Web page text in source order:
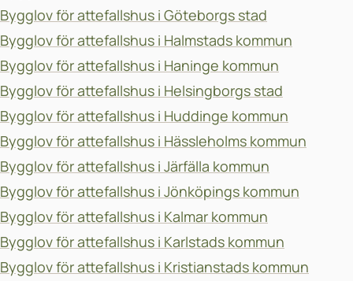
Bygglov för attefallshus i Göteborgs stad
Bygglov för attefallshus i Halmstads kommun
Bygglov för attefallshus i Haninge kommun
Bygglov för attefallshus i Helsingborgs stad
Bygglov för attefallshus i Huddinge kommun
Bygglov för attefallshus i Hässleholms kommun
Bygglov för attefallshus i Järfälla kommun
Bygglov för attefallshus i Jönköpings kommun
Bygglov för attefallshus i Kalmar kommun
Bygglov för attefallshus i Karlstads kommun
Bygglov för attefallshus i Kristianstads kommun